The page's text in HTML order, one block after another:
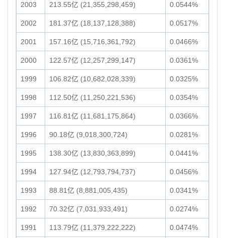
2003 213.55亿 (21,355,298,459) 0.0544%
2002 181.37亿 (18,137,128,388) 0.0517%
2001 157.16亿 (15,716,361,792) 0.0466%
2000 122.57亿 (12,257,299,147) 0.0361%
1999 106.82亿 (10,682,028,339) 0.0325%
1998 112.50亿 (11,250,221,536) 0.0354%
1997 116.81亿 (11,681,175,864) 0.0366%
1996 90.18亿 (9,018,300,724) 0.0281%
1995 138.30亿 (13,830,363,899) 0.0441%
1994 127.94亿 (12,793,794,737) 0.0456%
1993 88.81亿 (8,881,005,435) 0.0341%
1992 70.32亿 (7,031,933,491) 0.0274%
1991 113.79亿 (11,379,222,222) 0.0474%